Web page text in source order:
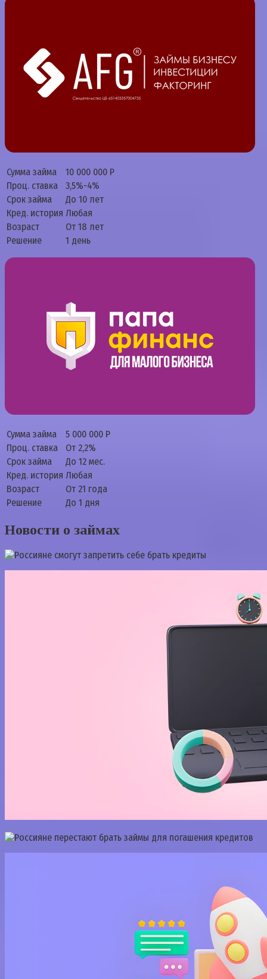
Сумма займа
10 000 000 Р
Проц. ставка
3,5%-4%
Срок займа
До 10 лет
Кред. история Любая
Возраст
От 18 лет
Решение
1 день
Сумма займа
5 000 000 Р
Проц. ставка
От 2,2%
Срок займа
До 12 мес.
Кред. история Любая
Возраст
От 21 года
Решение
До 1 дня
Новости о займах